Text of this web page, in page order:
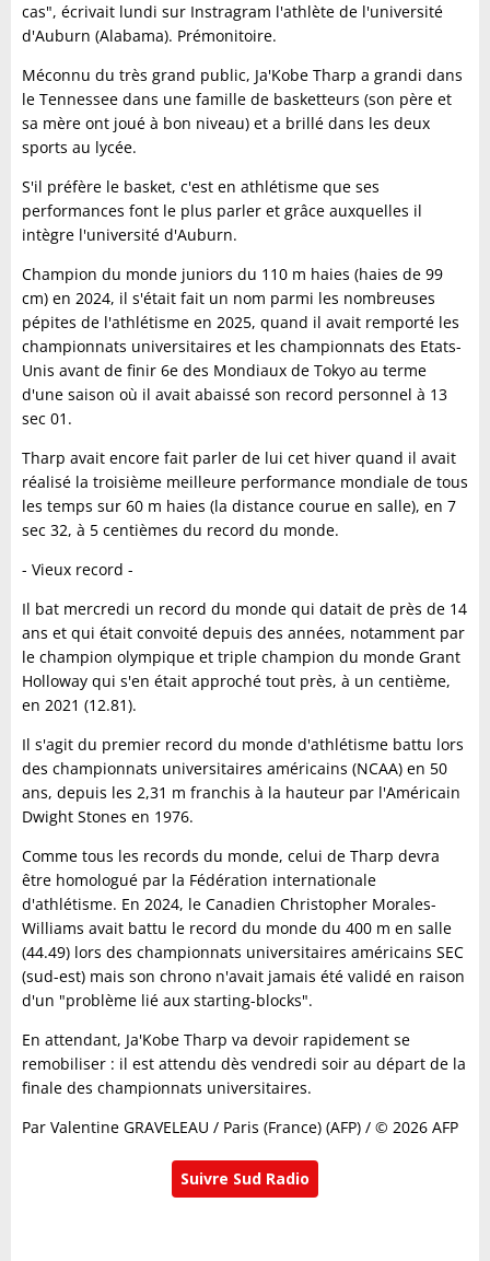
cas", écrivait lundi sur Instragram l'athlète de l'université
d'Auburn (Alabama). Prémonitoire.
Méconnu du très grand public, Ja'Kobe Tharp a grandi dans
le Tennessee dans une famille de basketteurs (son père et
sa mère ont joué à bon niveau) et a brillé dans les deux
sports au lycée.
S'il préfère le basket, c'est en athlétisme que ses
performances font le plus parler et grâce auxquelles il
intègre l'université d'Auburn.
Champion du monde juniors du 110 m haies (haies de 99
cm) en 2024, il s'était fait un nom parmi les nombreuses
pépites de l'athlétisme en 2025, quand il avait remporté les
championnats universitaires et les championnats des Etats-
Unis avant de finir 6e des Mondiaux de Tokyo au terme
d'une saison où il avait abaissé son record personnel à 13
sec 01.
Tharp avait encore fait parler de lui cet hiver quand il avait
réalisé la troisième meilleure performance mondiale de tous
les temps sur 60 m haies (la distance courue en salle), en 7
sec 32, à 5 centièmes du record du monde.
- Vieux record -
Il bat mercredi un record du monde qui datait de près de 14
ans et qui était convoité depuis des années, notamment par
le champion olympique et triple champion du monde Grant
Holloway qui s'en était approché tout près, à un centième,
en 2021 (12.81).
Il s'agit du premier record du monde d'athlétisme battu lors
des championnats universitaires américains (NCAA) en 50
ans, depuis les 2,31 m franchis à la hauteur par l'Américain
Dwight Stones en 1976.
Comme tous les records du monde, celui de Tharp devra
être homologué par la Fédération internationale
d'athlétisme. En 2024, le Canadien Christopher Morales-
Williams avait battu le record du monde du 400 m en salle
(44.49) lors des championnats universitaires américains SEC
(sud-est) mais son chrono n'avait jamais été validé en raison
d'un "problème lié aux starting-blocks".
En attendant, Ja'Kobe Tharp va devoir rapidement se
remobiliser : il est attendu dès vendredi soir au départ de la
finale des championnats universitaires.
Par Valentine GRAVELEAU / Paris (France) (AFP) / © 2026 AFP
Suivre Sud Radio